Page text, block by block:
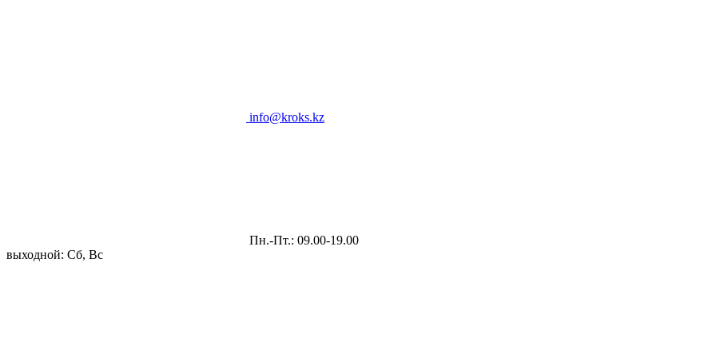
info@kroks.kz
Пн.-Пт.: 09.00-19.00
выходной: Сб, Вс